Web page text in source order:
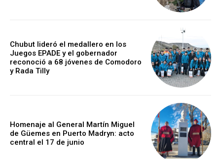
Chubut lideró el medallero en los
Juegos EPADE y el gobernador
reconoció a 68 jóvenes de Comodoro
y Rada Tilly
Homenaje al General Martín Miguel
de Güemes en Puerto Madryn: acto
central el 17 de junio